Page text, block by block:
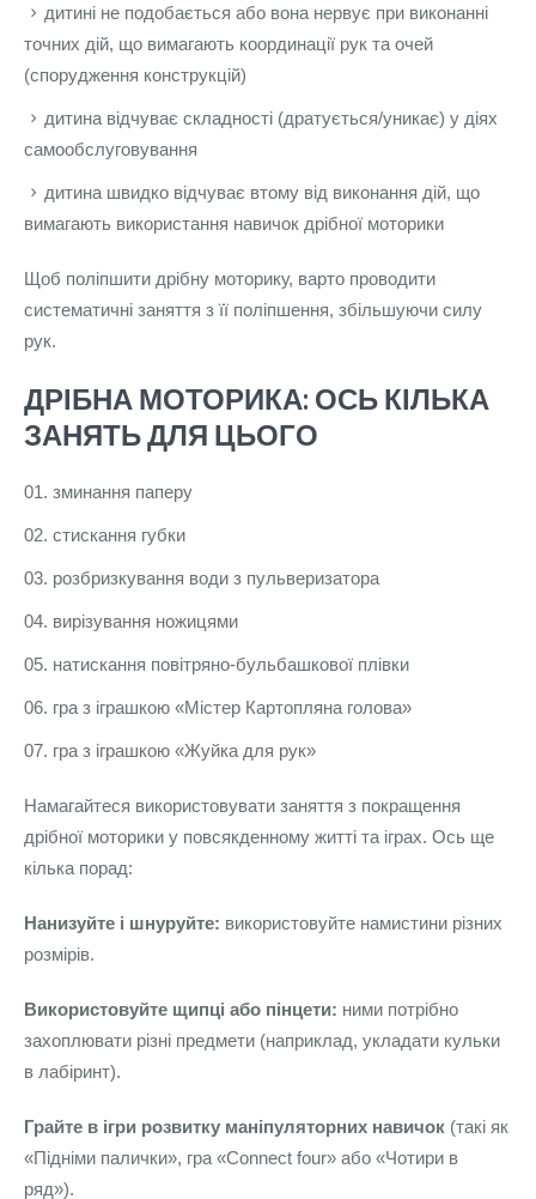
дитині не подобається або вона нервує при виконанні
точних дій, що вимагають координації рук та очей
(спорудження конструкцій)
дитина відчуває складності (дратується/уникає) у діях
самообслуговування
дитина швидко відчуває втому від виконання дій, що
вимагають використання навичок дрібної моторики
Щоб поліпшити дрібну моторику, варто проводити
систематичні заняття з її поліпшення, збільшуючи силу
рук.
ДРІБНА МОТОРИКА: ОСЬ КІЛЬКА
ЗАНЯТЬ ДЛЯ ЦЬОГО
зминання паперу
стискання губки
розбризкування води з пульверизатора
вирізування ножицями
натискання повітряно-бульбашкової плівки
гра з іграшкою «Містер Картопляна голова»
гра з іграшкою «Жуйка для рук»
Намагайтеся використовувати заняття з покращення
дрібної моторики у повсякденному житті та іграх. Ось ще
кілька порад:
Нанизуйте і шнуруйте: використовуйте намистини різних
розмірів.
Використовуйте щипці або пінцети: ними потрібно
захоплювати різні предмети (наприклад, укладати кульки
в лабіринт).
Грайте в ігри розвитку маніпуляторних навичок (такі як
«Підніми палички», гра «Connect four» або «Чотири в
ряд»).